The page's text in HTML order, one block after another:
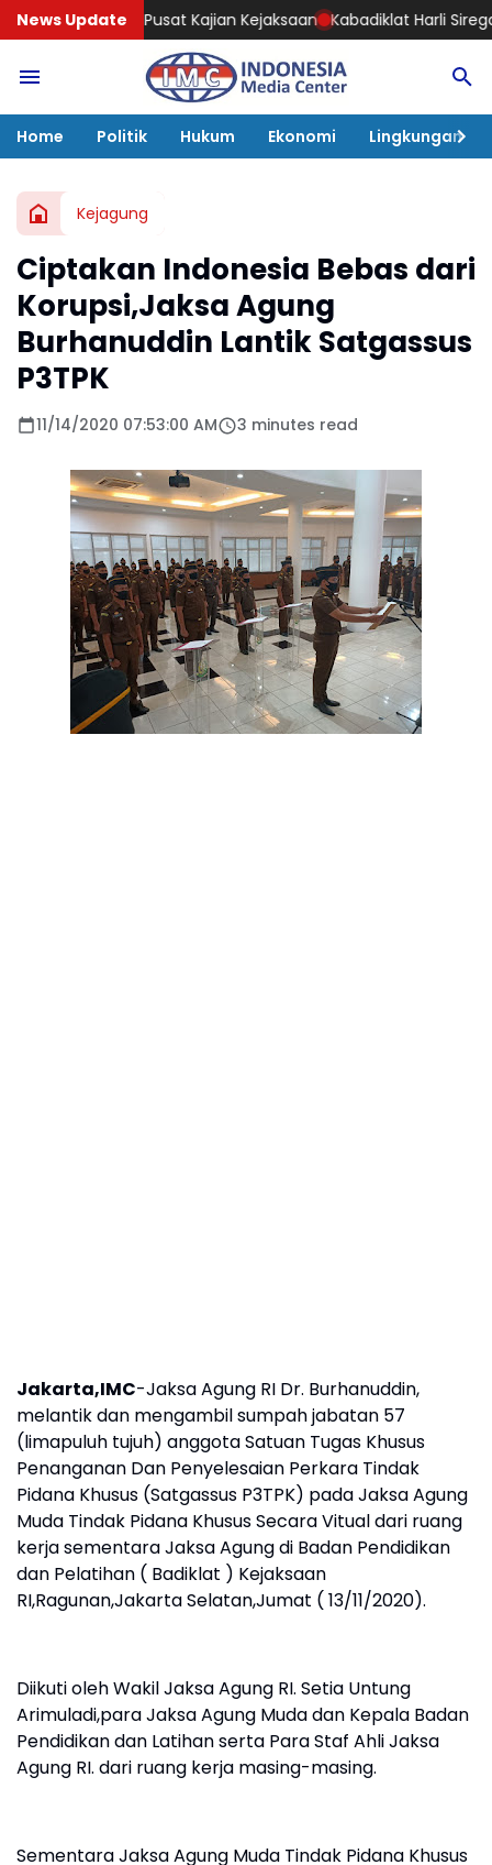
News Update
Kejaksaan Kabadiklat Harli Siregar Bangun Sinergi
Home Politik Hukum Ekonomi Lingkungan
Kejagung
Ciptakan Indonesia Bebas dari
Korupsi,Jaksa Agung
Burhanuddin Lantik Satgassus
P3TPK
11/14/2020 07:53:00 AM 3 minutes read
Jakarta,IMC-Jaksa Agung RI Dr. Burhanuddin,
melantik dan mengambil sumpah jabatan 57
(limapuluh tujuh) anggota Satuan Tugas Khusus
Penanganan Dan Penyelesaian Perkara Tindak
Pidana Khusus (Satgassus P3TPK) pada Jaksa Agung
Muda Tindak Pidana Khusus Secara Vitual dari ruang
kerja sementara Jaksa Agung di Badan Pendidikan
dan Pelatihan ( Badiklat ) Kejaksaan
RI,Ragunan,Jakarta Selatan,Jumat ( 13/11/2020).
Diikuti oleh Wakil Jaksa Agung RI. Setia Untung
Arimuladi,para Jaksa Agung Muda dan Kepala Badan
Pendidikan dan Latihan serta Para Staf Ahli Jaksa
Agung RI. dari ruang kerja masing-masing.
Sementara Jaksa Agung Muda Tindak Pidana Khusus